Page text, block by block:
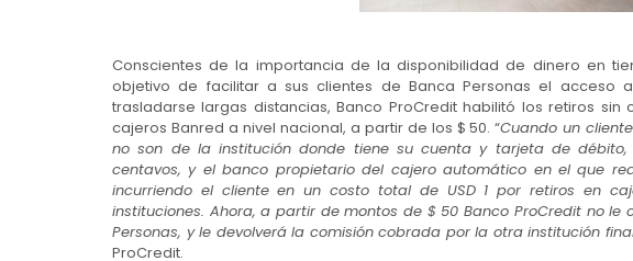
Conscientes de la importancia de la disponibilidad de dinero en
objetivo de facilitar a sus clientes de Banca Personas el acceso
trasladarse largas distancias, Banco ProCredit habilitó los retiros
cajeros Banred a nivel nacional, a partir de los $ 50. “Cuando un
no son de la institución donde tiene su cuenta y tarjeta de
centavos, y el banco propietario del cajero automático en el que
incurriendo el cliente en un costo total de USD 1 por retiros en
instituciones. Ahora, a partir de montos de $ 50 Banco ProCredit no
Personas, y le devolverá la comisión cobrada por la otra institución
ProCredit.